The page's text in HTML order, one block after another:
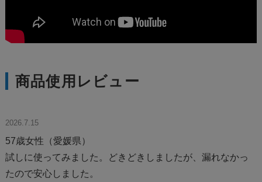
商品使用レビュー
2026.7.15
57歳女性（愛媛県）
試しに使ってみました。どきどきしましたが、漏れなかっ
たので安心しました。